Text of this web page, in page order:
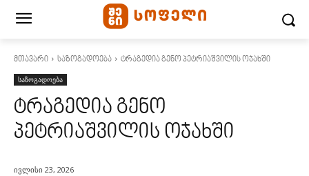
მთავარი საზოგადოება ტრაგედია გენო პეტრიაშვილის ოჯახში
საზოგადოება
ტრაგედია გენო
პეტრიაშვილის ოჯახში
ივლისი 23, 2026